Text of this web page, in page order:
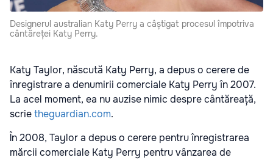
Designerul australian Katy Perry a câștigat procesul împotriva
cântăreței Katy Perry.
Katy Taylor, născută Katy Perry, a depus o cerere de
înregistrare a denumirii comerciale Katy Perry în 2007.
La acel moment, ea nu auzise nimic despre cântăreață,
scrietheguardian.com.
În 2008, Taylor a depus o cerere pentru înregistrarea
mărcii comerciale Katy Perry pentru vânzarea de